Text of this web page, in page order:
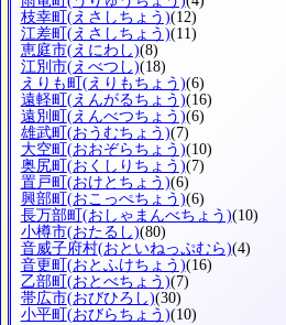
枝幸町 (えさしちょう)(12)
江差町 (えさしちょう)(11)
恵庭市(えにわし)(8)
江別市(えべつし)(18)
えりも町 (えりもちょう)(6)
遠軽町 (えんがるちょう)(16)
遠別町 (えんべつちょう)(6)
雄武町 (おうむちょう)(7)
大空町 (おおぞらちょう)(10)
奥尻町 (おくしりちょう)(7)
置戸町 (おけとちょう)(6)
興部町 (おこっぺちょう)(6)
長万部町 (おしゃまんべちょう)(10)
小樽市(おたるし)(80)
音威子府村(おといねっぷむら)(4)
音更町 (おとふけちょう)(16)
乙部町 (おとべちょう)(7)
帯広市(おびひろし)(30)
小平町 (おびらちょう)(10)